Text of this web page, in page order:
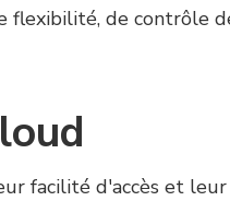
flexibilité, de contrôle
facilité d'accès et leur